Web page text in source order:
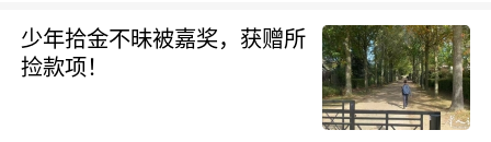
少年拾金不昧被嘉奖，获赠所
捡款项！